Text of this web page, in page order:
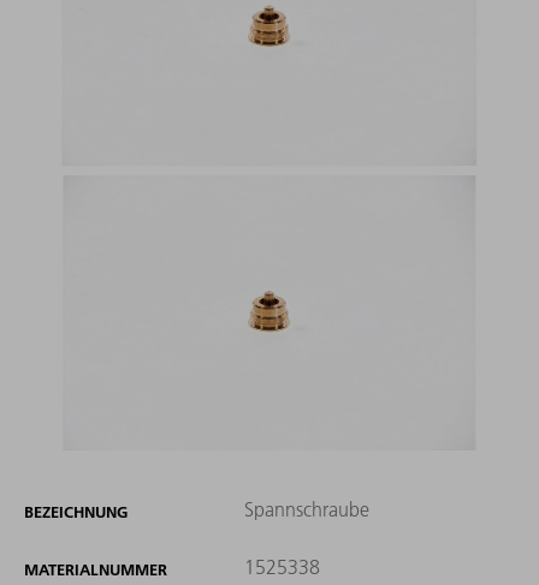
BEZEICHNUNG Spannschraube
MATERIALNUMMER 1525338